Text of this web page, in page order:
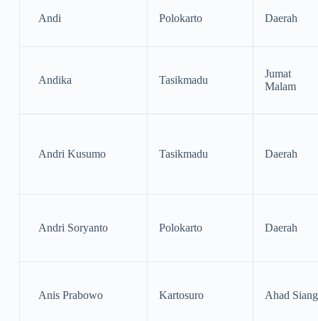
Andi Polokarto Daerah
Andika Tasikmadu
Jumat
Malam
Andri Kusumo Tasikmadu Daerah
Andri Soryanto Polokarto Daerah
Anis Prabowo Kartosuro Ahad Siang